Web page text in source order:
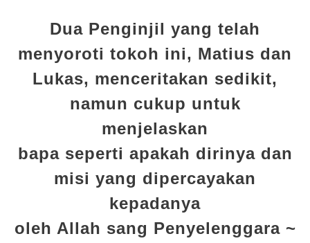
Dua Penginjil yang telah
menyoroti tokoh ini, Matius dan
Lukas, menceritakan sedikit,
namun cukup untuk
menjelaskan
bapa seperti apakah dirinya dan
misi yang dipercayakan
kepadanya
oleh Allah sang Penyelenggara ~